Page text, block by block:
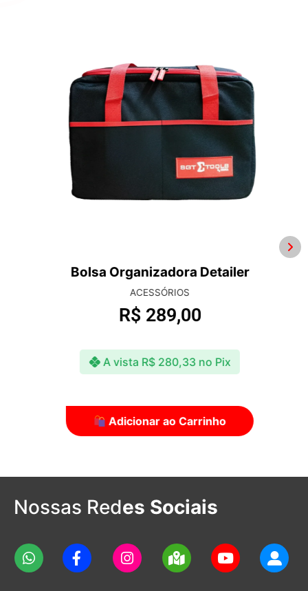
Bolsa Organizadora Detailer
ACESSÓRIOS
R$289,00
A vista R$280,33 no Pix
Adicionar ao Carrinho
Nossas Redes Sociais